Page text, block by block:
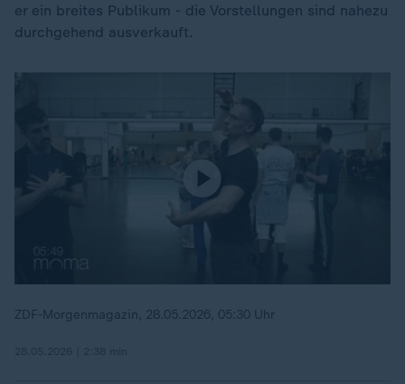
er ein breites Publikum - die Vorstellungen sind nahezu
durchgehend ausverkauft.
ZDF-Morgenmagazin, 28.05.2026, 05:30 Uhr